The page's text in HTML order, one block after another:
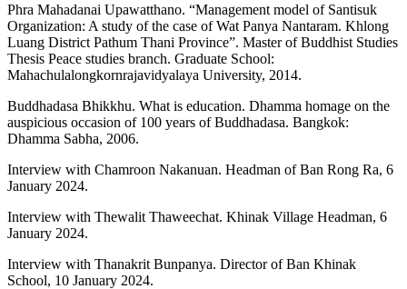
Phra Mahadanai Upawatthano. “Management model of Santisuk
Organization: A study of the case of Wat Panya Nantaram. Khlong
Luang District Pathum Thani Province”. Master of Buddhist Studies
Thesis Peace studies branch. Graduate School:
Mahachulalongkornrajavidyalaya University, 2014.
Buddhadasa Bhikkhu. What is education. Dhamma homage on the
auspicious occasion of 100 years of Buddhadasa. Bangkok:
Dhamma Sabha, 2006.
Interview with Chamroon Nakanuan. Headman of Ban Rong Ra, 6
January 2024.
Interview with Thewalit Thaweechat. Khinak Village Headman, 6
January 2024.
Interview with Thanakrit Bunpanya. Director of Ban Khinak
School, 10 January 2024.